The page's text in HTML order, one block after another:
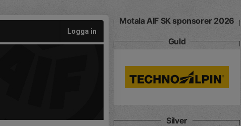
Logga in
Motala AIF SK sponsorer 2026
Guld
Silver